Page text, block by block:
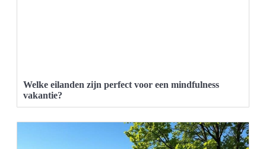
Welke eilanden zijn perfect voor een mindfulness
vakantie?